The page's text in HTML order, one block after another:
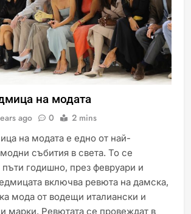
Идеи за съвременен дизайн
на баня
на модата
ago 0 2 mins
на модата е едно от най-
събития в света. То се
годишно, през февруари и
включва ревюта на дамска,
мода от водещи италиански и
марки. Ревютата се провеждат в